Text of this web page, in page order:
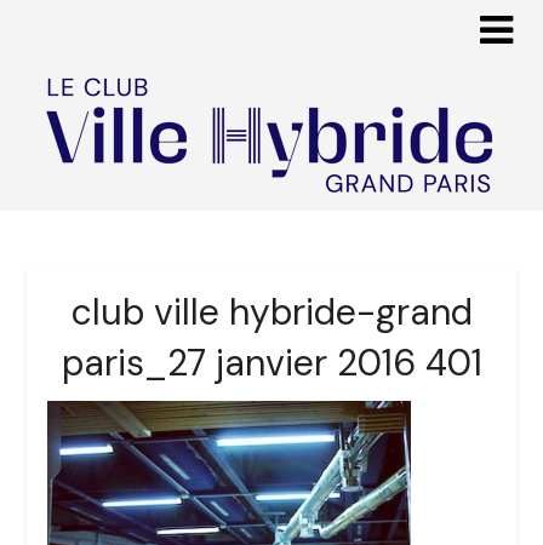
club ville hybride-grand
paris_27 janvier 2016 401